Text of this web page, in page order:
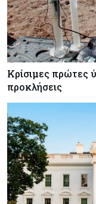
Κρίσιμες πρώτες
προκλήσεις